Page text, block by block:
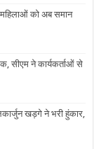
को अब समान
सीएम ने कार्यकर्ताओं से
खड़गे ने भरी हुंकार,